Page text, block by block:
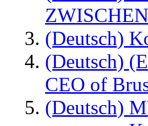
(Deutsch)
(Deutsch)
CEO of
(Deutsch)